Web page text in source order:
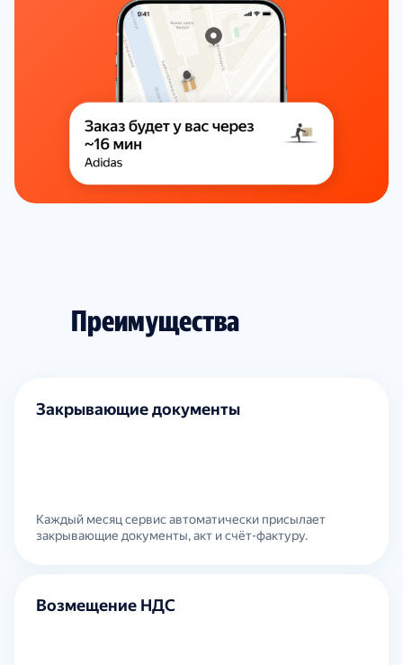
Преимущества
Закрывающие документы
Каждый месяц сервис автоматически присылает
закрывающие документы, акт и счёт-фактуру.
Возмещение НДС